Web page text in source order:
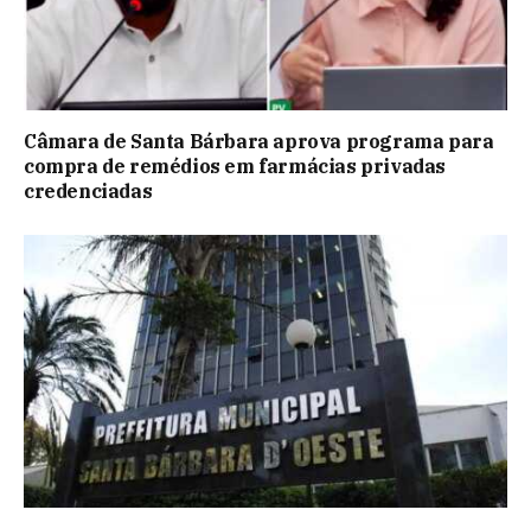
Câmara de Santa Bárbara aprova programa para
compra de remédios em farmácias privadas
credenciadas